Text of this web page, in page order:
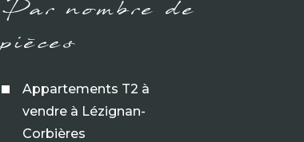
Par nombre de
pièces
Appartements T2 à
vendre à Lézignan-
Corbières